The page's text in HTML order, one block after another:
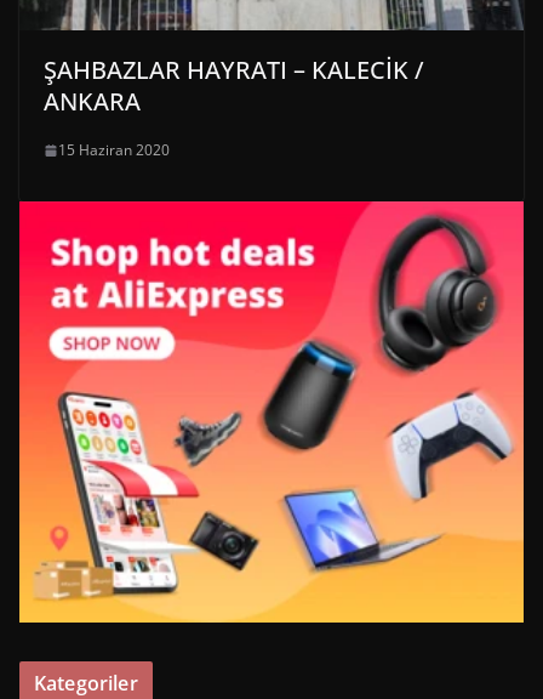
ŞAHBAZLAR HAYRATI – KALECİK /
ANKARA
15 Haziran 2020
Kategoriler